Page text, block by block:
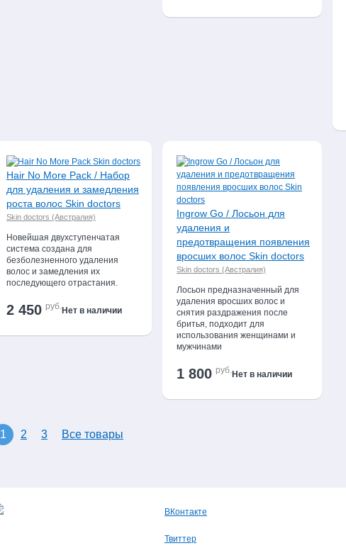
Hair No More Pack / Набор
для удаления и замедления
роста волос Skin doctors
Skin doctors (Австралия)
Новейшая двухступенчатая
система создана для
безболезненного удаления
волос и замедления их
последующего отрастания.
2 450 руб.Нет в наличии
Ingrow Go / Лосьон для
удаления и
предотвращения появления
вросших волос Skin doctors
Skin doctors (Австралия)
Лосьон предназначенный для
удаления вросших волос и
снятия раздражения после
бритья, подходит для
использования женщинами и
мужчинами
1 800 руб.Нет в наличии
1 2 3 Все товары
ВКонтакте
Твиттер